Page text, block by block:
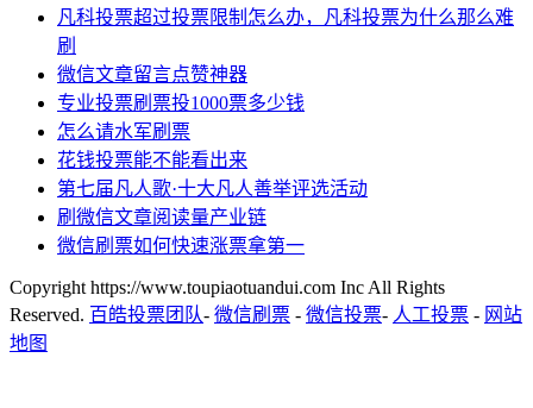
凡科投票超过投票限制怎么办，凡科投票为什么那么难
刷
微信文章留言点赞神器
专业投票刷票投1000票多少钱
怎么请水军刷票
花钱投票能不能看出来
第七届凡人歌·十大凡人善举评选活动
刷微信文章阅读量产业链
微信刷票如何快速涨票拿第一
Copyright https://www.toupiaotuandui.com Inc All Rights
Reserved. 百皓投票团队- 微信刷票 - 微信投票- 人工投票 - 网站
地图